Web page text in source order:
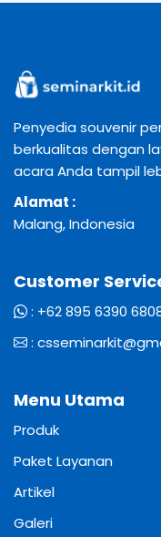
Penyedia souvenir
berkualitas dengan
acara Anda tampil
Alamat :
Malang, Indonesia
Customer
: +62 895 6390
:
Menu Utama
Produk
Paket Layanan
Artikel
Galeri